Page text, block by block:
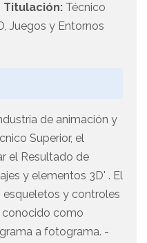
Titulación: Técnico
Juegos y Entornos
de animación y
Superior, el
el Resultado de
y elementos 3D' . El
esqueletos y controles
conocido como
a fotograma. -